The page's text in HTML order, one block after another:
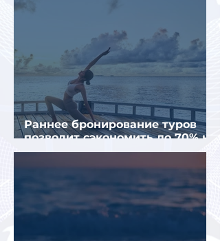
Раннее бронирование туров
позволит сэкономить до 70% на
летнем отдыхе — АТОР